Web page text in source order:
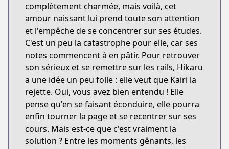
complètement charmée, mais voilà, cet
amour naissant lui prend toute son attention
et l'empêche de se concentrer sur ses études.
C'est un peu la catastrophe pour elle, car ses
notes commencent à en pâtir. Pour retrouver
son sérieux et se remettre sur les rails, Hikaru
a une idée un peu folle : elle veut que Kairi la
rejette. Oui, vous avez bien entendu ! Elle
pense qu'en se faisant éconduire, elle pourra
enfin tourner la page et se recentrer sur ses
cours. Mais est-ce que c'est vraiment la
solution ? Entre les moments gênants, les